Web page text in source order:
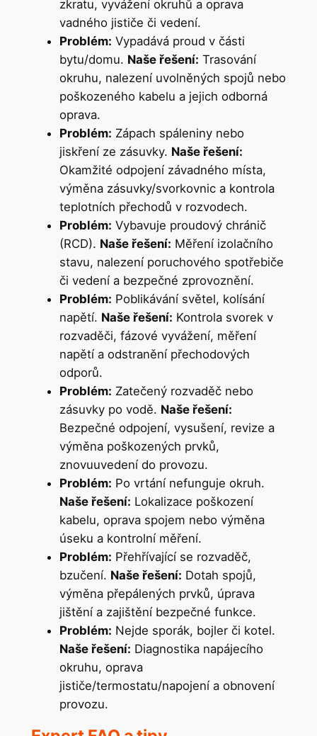
zkratu, vyvážení okruhů a oprava
vadného jističe či vedení.
Problém: Vypadává proud v části
bytu/domu. Naše řešení: Trasování
okruhu, nalezení uvolněných spojů nebo
poškozeného kabelu a jejich odborná
oprava.
Problém: Zápach spáleniny nebo
jiskření ze zásuvky. Naše řešení:
Okamžité odpojení závadného místa,
výměna zásuvky/svorkovnic a kontrola
teplotních přechodů v rozvodech.
Problém: Vybavuje proudový chránič
(RCD). Naše řešení: Měření izolačního
stavu, nalezení poruchového spotřebiče
či vedení a bezpečné zprovoznění.
Problém: Poblikávání světel, kolísání
napětí. Naše řešení: Kontrola svorek v
rozvaděči, fázové vyvážení, měření
napětí a odstranění přechodových
odporů.
Problém: Zatečený rozvaděč nebo
zásuvky po vodě. Naše řešení:
Bezpečné odpojení, vysušení, revize a
výměna poškozených prvků,
znovuuvedení do provozu.
Problém: Po vrtání nefunguje okruh.
Naše řešení: Lokalizace poškození
kabelu, oprava spojem nebo výměna
úseku a kontrolní měření.
Problém: Přehřívající se rozvaděč,
bzučení. Naše řešení: Dotah spojů,
výměna přepálených prvků, úprava
jištění a zajištění bezpečné funkce.
Problém: Nejde sporák, bojler či kotel.
Naše řešení: Diagnostika napájecího
okruhu, oprava
jističe/termostatu/napojení a obnovení
provozu.